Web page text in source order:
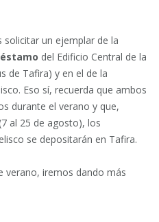
solicitar un ejemplar de la
del Edificio Central de la
de Tafira) y en el de la
Eso sí, recuerda que ambos
durante el verano y que,
al 25 de agosto), los
se depositarán en Tafira.
verano, iremos dando más